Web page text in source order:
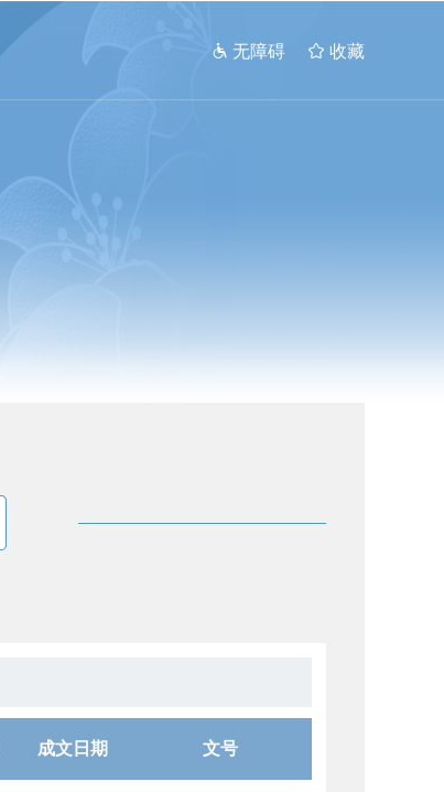
 无障碍  收藏
成文日期 文号